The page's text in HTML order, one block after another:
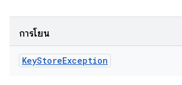
การโยน
KeyStoreException